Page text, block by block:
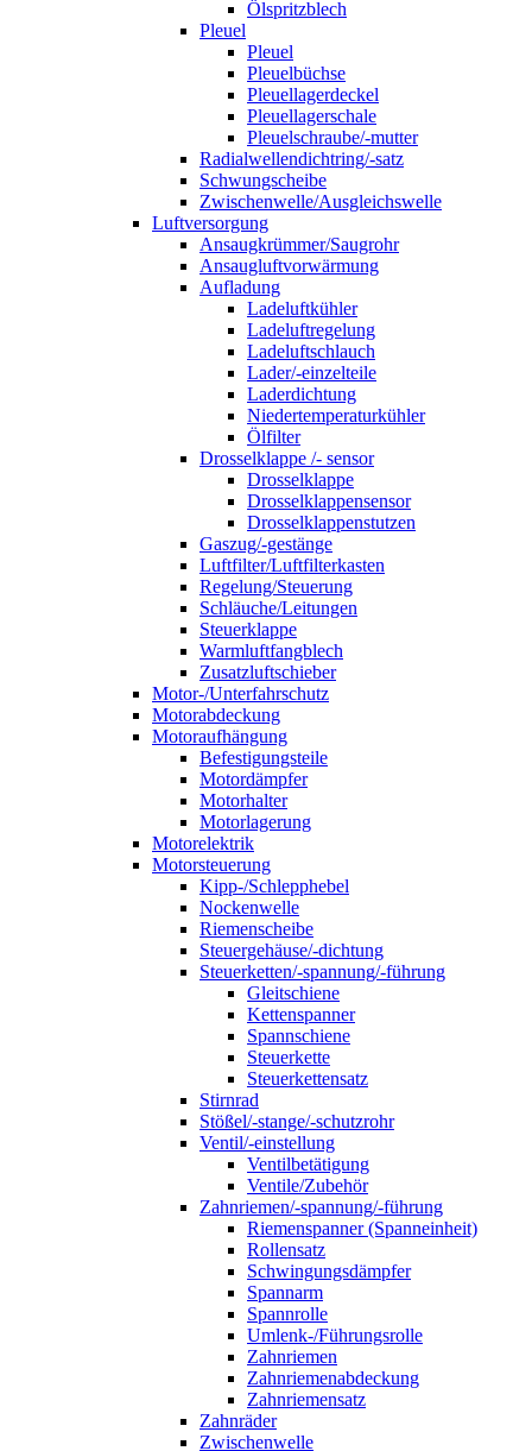
Ölspritzblech
Pleuel
Pleuel
Pleuelbüchse
Pleuellagerdeckel
Pleuellagerschale
Pleuelschraube/-mutter
Radialwellendichtring/-satz
Schwungscheibe
Zwischenwelle/Ausgleichswelle
Luftversorgung
Ansaugkrümmer/Saugrohr
Ansaugluftvorwärmung
Aufladung
Ladeluftkühler
Ladeluftregelung
Ladeluftschlauch
Lader/-einzelteile
Laderdichtung
Niedertemperaturkühler
Ölfilter
Drosselklappe /- sensor
Drosselklappe
Drosselklappensensor
Drosselklappenstutzen
Gaszug/-gestänge
Luftfilter/Luftfilterkasten
Regelung/Steuerung
Schläuche/Leitungen
Steuerklappe
Warmluftfangblech
Zusatzluftschieber
Motor-/Unterfahrschutz
Motorabdeckung
Motoraufhängung
Befestigungsteile
Motordämpfer
Motorhalter
Motorlagerung
Motorelektrik
Motorsteuerung
Kipp-/Schlepphebel
Nockenwelle
Riemenscheibe
Steuergehäuse/-dichtung
Steuerketten/-spannung/-führung
Gleitschiene
Kettenspanner
Spannschiene
Steuerkette
Steuerkettensatz
Stirnrad
Stößel/-stange/-schutzrohr
Ventil/-einstellung
Ventilbetätigung
Ventile/Zubehör
Zahnriemen/-spannung/-führung
Riemenspanner (Spanneinheit)
Rollensatz
Schwingungsdämpfer
Spannarm
Spannrolle
Umlenk-/Führungsrolle
Zahnriemen
Zahnriemenabdeckung
Zahnriemensatz
Zahnräder
Zwischenwelle